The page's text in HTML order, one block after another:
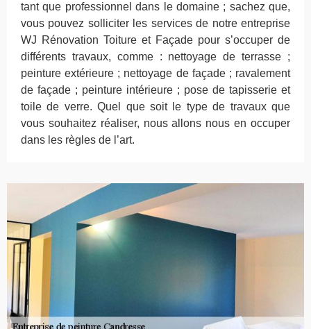
tant que professionnel dans le domaine ; sachez que,
vous pouvez solliciter les services de notre entreprise
WJ Rénovation Toiture et Façade pour s’occuper de
différents travaux, comme : nettoyage de terrasse ;
peinture extérieure ; nettoyage de façade ; ravalement
de façade ; peinture intérieure ; pose de tapisserie et
toile de verre. Quel que soit le type de travaux que
vous souhaitez réaliser, nous allons nous en occuper
dans les règles de l’art.